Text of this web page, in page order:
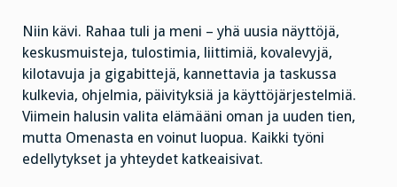
Niin kävi. Rahaa tuli ja meni – yhä uusia näyttöjä,
keskusmuisteja, tulostimia, liittimiä, kovalevyjä,
kilotavuja ja gigabittejä, kannettavia ja taskussa
kulkevia, ohjelmia, päivityksiä ja käyttöjärjestelmiä.
Viimein halusin valita elämääni oman ja uuden tien,
mutta Omenasta en voinut luopua. Kaikki työni
edellytykset ja yhteydet katkeaisivat.